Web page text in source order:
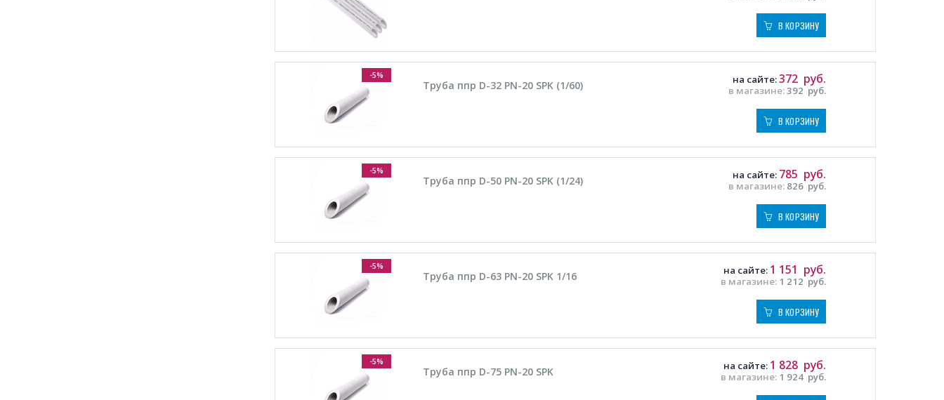
В КОРЗИНУ
-5%
Труба ппр D-32 PN-20 SPK (1/60) в магазине:392 руб.
на сайте:372 руб.
В КОРЗИНУ
-5%
Труба ппр D-50 PN-20 SPK (1/24) в магазине: 826 руб.
на сайте: 785 руб.
В КОРЗИНУ
-5%
Труба ппр D-63 PN-20 SPK 1/16 в магазине: 1 212 руб.
на сайте: 1 151 руб.
В КОРЗИНУ
-5%
Труба ппр D-75 PN-20 SPK в магазине: 1 924 руб.
на сайте: 1 828 руб.